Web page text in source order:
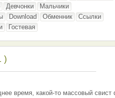
Девчонки
Мальчики
Download Обменник
Ссылки
Гостевая
)
время, какой-то массовый свист